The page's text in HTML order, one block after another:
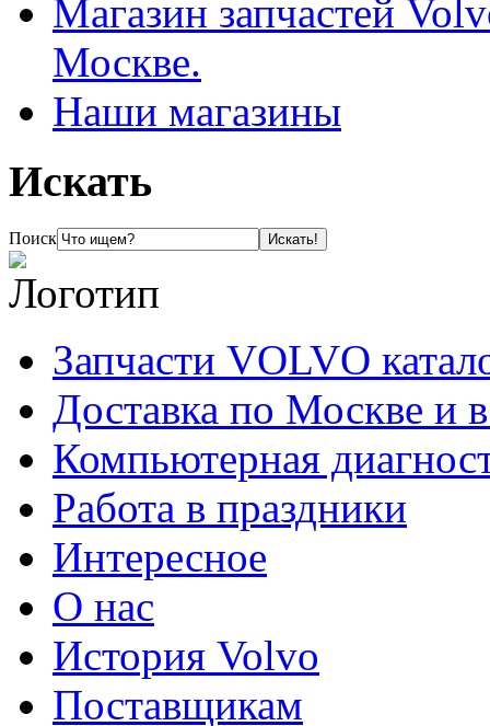
Магазин запчастей
Москве.
Наши магазины
Искать
Поиск
Запчасти VOLVO
Доставка по Москве и
Компьютерная
Работа в праздники
Интересное
О нас
История Volvo
Поставщикам